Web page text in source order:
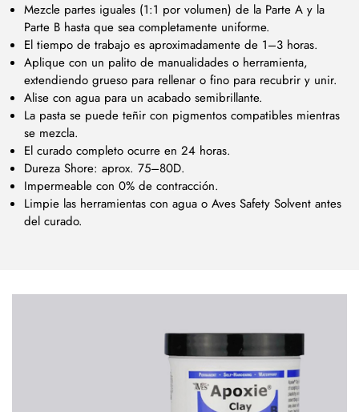
Mezcle partes iguales (1:1 por volumen) de la Parte A y la
Parte B hasta que sea completamente uniforme.
El tiempo de trabajo es aproximadamente de 1–3 horas.
Aplique con un palito de manualidades o herramienta,
extendiendo grueso para rellenar o fino para recubrir y unir.
Alise con agua para un acabado semibrillante.
La pasta se puede teñir con pigmentos compatibles mientras
se mezcla.
El curado completo ocurre en 24 horas.
Dureza Shore: aprox. 75–80D.
Impermeable con 0% de contracción.
Limpie las herramientas con agua o Aves Safety Solvent antes
del curado.